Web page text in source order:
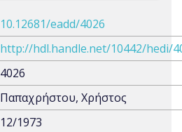
10.12681/eadd/4026
http://hdl.handle.net/10442/hedi/
4026
Παπαχρήστου, Χρήστος
12/1973